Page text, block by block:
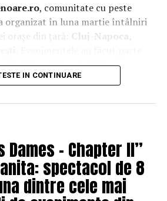
, comunitate cu peste
organizat în luna martie întâlniri
orașe din țară:
Cluj-Napoca,
„Aleg să fiu vizibilă„, o
sesiuni de fotografie de brand
tău și cu afacerea ta, în spațiul
foto au fost susținute de doi
Valentina Mihalache
Sîrb(DA Studio). Valentina a venit
vânzări în spate și o tranziție
IN CONTINUARE
Dames – Chapter II”
spectacol de 8
dintre cele mai